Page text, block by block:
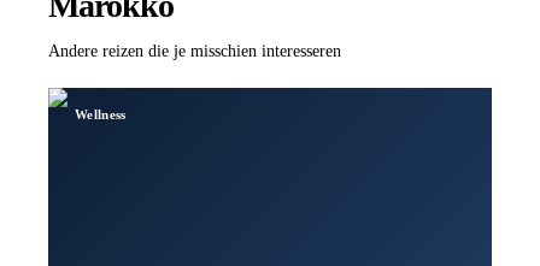
Andere reizen die je misschien interesseren
Wellness